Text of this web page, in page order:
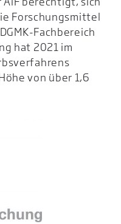
Forschungsmittel
Fachbereich
hat 2021 im
von über 1,6